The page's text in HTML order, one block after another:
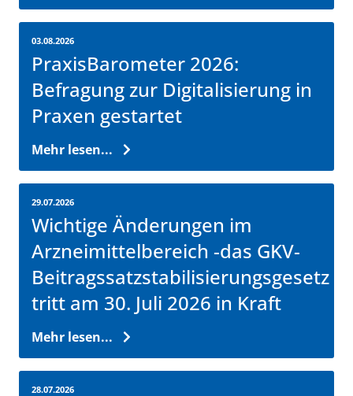
03.08.2026
PraxisBarometer 2026:
Befragung zur Digitalisierung in
Praxen gestartet
Mehr lesen...
29.07.2026
Wichtige Änderungen im
Arzneimittelbereich -das GKV-
Beitragssatzstabilisierungsgesetz
tritt am 30. Juli 2026 in Kraft
Mehr lesen...
28.07.2026